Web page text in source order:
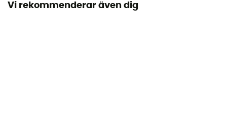
Vi rekommenderar även dig